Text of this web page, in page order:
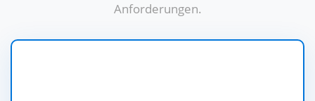
Anforderungen.